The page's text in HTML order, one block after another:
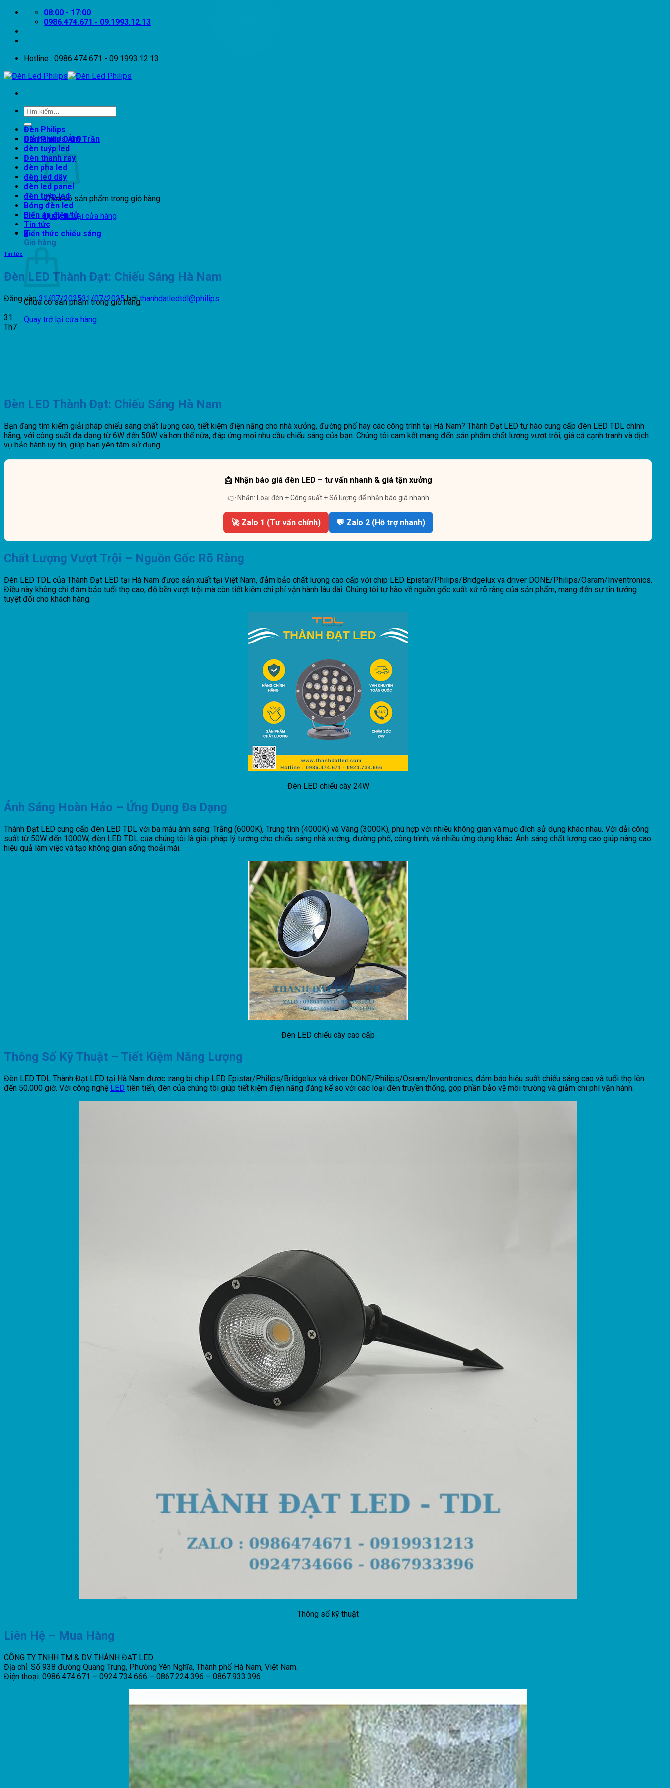
dung
08:00 - 17:00
0986.474.671 - 09.1993.12.13
Hotline : 0986.474.671 - 09.1993.12.13
Tìm
kiếm:
Giỏ hàng /0₫ 0
Chưa có sản phẩm trong giỏ hàng.
Quay trở lại cửa hàng
0
Giỏ hàng
Chưa có sản phẩm trong giỏ hàng.
Quay trở lại cửa hàng
Đèn Philips
Đèn Philips Âm Trần
đèn tuýp led
Đèn thanh ray
đèn pha led
đèn led dây
đèn led panel
đèn tuýp led
Bóng đèn led
Biến áp điện tử
Tin tức
Kiến thức chiếu sáng
Tin tức
Đèn LED Thành Đạt: Chiếu Sáng Hà Nam
Đăng vào31/07/202531/07/2025 bởithanhdatledtdl@philips
31
Th7
Đèn LED Thành Đạt: Chiếu Sáng Hà Nam
Bạn đang tìm kiếm giải pháp chiếu sáng chất lượng cao, tiết kiệm điện năng cho nhà xưởng, đường phố hay các công trình tại Hà Nam? Thành Đạt LED tự hào cung cấp đèn LED TDL chính
hãng, với công suất đa dạng từ 6W đến 50W và hơn thế nữa, đáp ứng mọi nhu cầu chiếu sáng của bạn. Chúng tôi cam kết mang đến sản phẩm chất lượng vượt trội, giá cả cạnh tranh và dịch
vụ bảo hành uy tín, giúp bạn yên tâm sử dụng.
📩 Nhận báo giá đèn LED – tư vấn nhanh & giá tận xưởng
👉 Nhắn: Loại đèn + Công suất + Số lượng để nhận báo giá nhanh
🚀 Zalo 1 (Tư vấn chính) 💬 Zalo 2 (Hỗ trợ nhanh)
Chất Lượng Vượt Trội – Nguồn Gốc Rõ Ràng
Đèn LED TDL của Thành Đạt LED tại Hà Nam được sản xuất tại Việt Nam, đảm bảo chất lượng cao cấp với chip LED Epistar/Philips/Bridgelux và driver DONE/Philips/Osram/Inventronics.
Điều này không chỉ đảm bảo tuổi thọ cao, độ bền vượt trội mà còn tiết kiệm chi phí vận hành lâu dài. Chúng tôi tự hào về nguồn gốc xuất xứ rõ ràng của sản phẩm, mang đến sự tin tưởng
tuyệt đối cho khách hàng.
Đèn LED chiếu cây 24W
Ánh Sáng Hoàn Hảo – Ứng Dụng Đa Dạng
Thành Đạt LED cung cấp đèn LED TDL với ba màu ánh sáng: Trắng (6000K), Trung tính (4000K) và Vàng (3000K), phù hợp với nhiều không gian và mục đích sử dụng khác nhau. Với dải công
suất từ 50W đến 1000W, đèn LED TDL của chúng tôi là giải pháp lý tưởng cho chiếu sáng nhà xưởng, đường phố, công trình, và nhiều ứng dụng khác. Ánh sáng chất lượng cao giúp nâng cao
hiệu quả làm việc và tạo không gian sống thoải mái.
Đèn LED chiếu cây cao cấp
Thông Số Kỹ Thuật – Tiết Kiệm Năng Lượng
Đèn LED TDL Thành Đạt LED tại Hà Nam được trang bị chip LED Epistar/Philips/Bridgelux và driver DONE/Philips/Osram/Inventronics, đảm bảo hiệu suất chiếu sáng cao và tuổi thọ lên
đến 50.000 giờ. Với công nghệ LED tiên tiến, đèn của chúng tôi giúp tiết kiệm điện năng đáng kể so với các loại đèn truyền thống, góp phần bảo vệ môi trường và giảm chi phí vận hành.
Thông số kỹ thuật
Liên Hệ – Mua Hàng
CÔNG TY TNHH TM & DV THÀNH ĐẠT LED
Địa chỉ: Số 938 đường Quang Trung, Phường Yên Nghĩa, Thành phố Hà Nam, Việt Nam.
Điện thoại: 0986.474.671 – 0924.734.666 – 0867.224.396 – 0867.933.396